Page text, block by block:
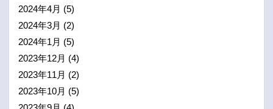
2024年4月 (5)
2024年3月 (2)
2024年1月 (5)
2023年12月 (4)
2023年11月 (2)
2023年10月 (5)